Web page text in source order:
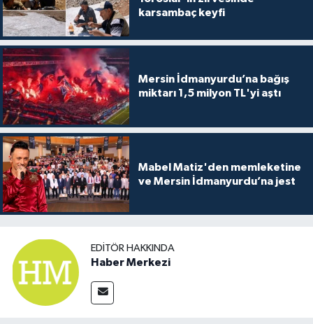
karsambaç keyfi
Mersin İdmanyurdu’na bağış
miktarı 1,5 milyon TL'yi aştı
Mabel Matiz'den memleketine
ve Mersin İdmanyurdu’na jest
EDITÖR HAKKINDA
Haber Merkezi